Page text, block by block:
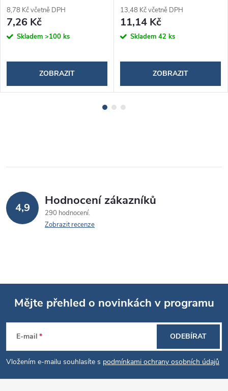
8,78 Kč včetně DPH
7,26 Kč
Skladem >100 ks
ZOBRAZIT
13,48 Kč včetně DPH
11,14 Kč
Skladem 42 ks
ZOBRAZIT
4,9 Hodnocení zákazníků
290 hodnocení
Zobrazit recenze
Z
á
p
Mějte přehled o novinkách v programu
E-mail
Vložením e-mailu souhlasíte s podmínkami ochrany osobních údajů
ODEBÍRAT